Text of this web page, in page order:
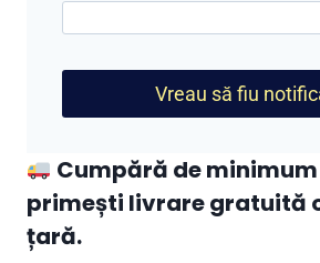
Vreau să fiu
Cumpără de minimum
primești livrare gratuită
țară.